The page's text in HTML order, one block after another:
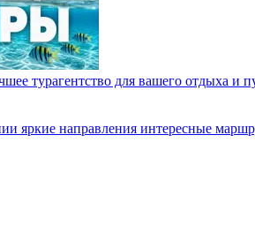
турагентство для вашего отдыха и
яркие направления интересные